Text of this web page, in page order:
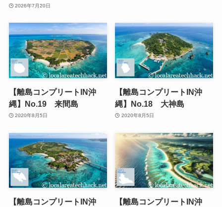
2026年7月20日
【離島コンプリートIN沖
縄】No.19 来間島
2020年8月5日
【離島コンプリートIN沖
縄】No.18 大神島
2020年8月5日
【離島コンプリートIN沖
【離島コンプリートIN沖